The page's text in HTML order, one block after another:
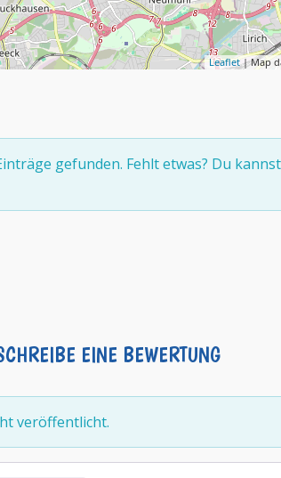
Leaflet| Map
gefunden. Fehlt etwas? Du
EINE BEWERTUNG
veröffentlicht.